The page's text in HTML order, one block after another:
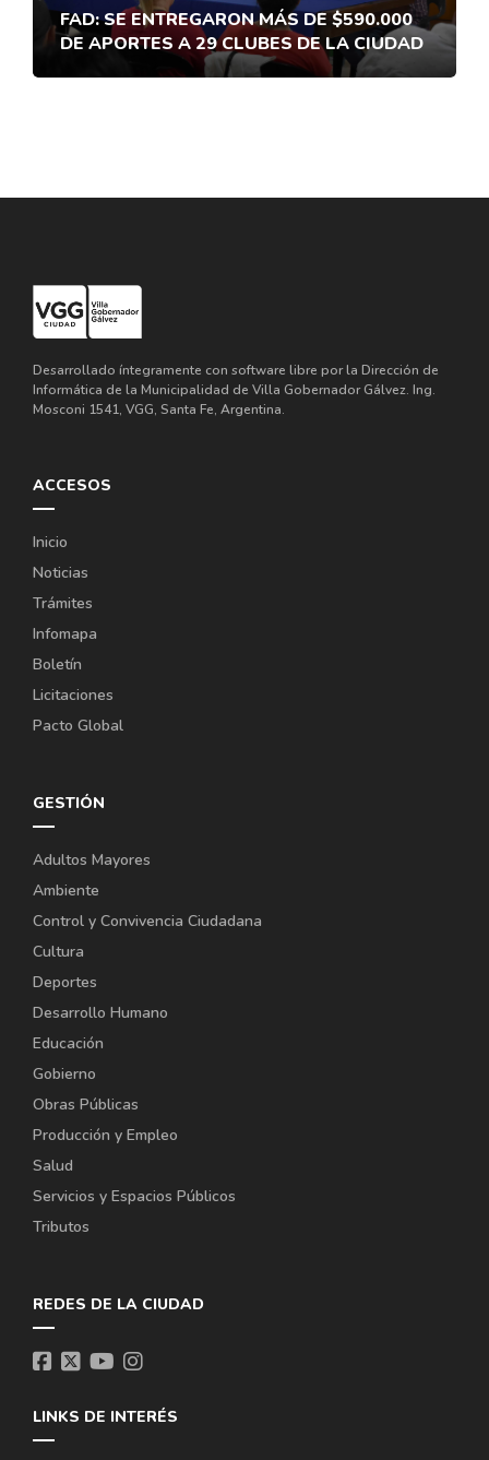
FAD: SE ENTREGARON MÁS DE $590.000
DE APORTES A 29 CLUBES DE LA CIUDAD
Desarrollado íntegramente con software libre por la Dirección de
Informática de la Municipalidad de Villa Gobernador Gálvez. Ing.
Mosconi 1541, VGG, Santa Fe, Argentina.
ACCESOS
Inicio
Noticias
Trámites
Infomapa
Boletín
Licitaciones
Pacto Global
GESTIÓN
Adultos Mayores
Ambiente
Control y Convivencia Ciudadana
Cultura
Deportes
Desarrollo Humano
Educación
Gobierno
Obras Públicas
Producción y Empleo
Salud
Servicios y Espacios Públicos
Tributos
REDES DE LA CIUDAD
LINKS DE INTERÉS